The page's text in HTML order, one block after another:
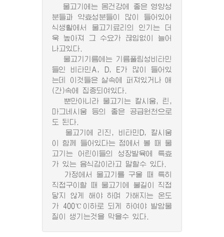
물고기에는 몸건강에 좋은 영양성
분들과 약효성분들이 많이 들어있어
식생활에서 물고기료리의 인기는 더
욱 높아져 그 수요가 끊임없이 늘어
나고있다.
물고기기름에는 기름풀림성비타민
들인 비타민A, D, E가 많이 들어있
는데 이것들은 살속에 퍼져있거나 애
(간)속에 집중되여있다.
뿐만아니라 물고기는 칼시움, 린,
마그네시움 등의 좋은 공급원천으로
도 된다.
물고기에 리진, 비타민D, 칼시움
이 함께 들어있다는 점에서 볼 때 물
고기는 어린이들의 성장발육에 특효
가 있는 음식감이라고 말할수 있다.
가정에서 물고기를 구울 때 특히
직접구이할 때 물고기에 불길이 직접
닿지 않게 해야 하며 가해지는 온도
가 400℃이하로 되게 하여야 발암물
질이 생기는것을 막을수 있다.